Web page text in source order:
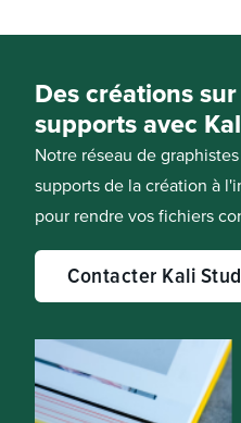
Des créations
supports avec
Notre réseau de
supports de la création à
pour rendre vos fichiers
Contacter Kali